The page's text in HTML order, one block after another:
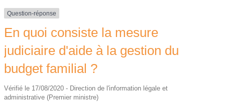
Question-réponse
En quoi consiste la mesure
judiciaire d'aide à la gestion du
budget familial ?
Vérifié le 17/08/2020 - Direction de l'information légale et
administrative (Premier ministre)